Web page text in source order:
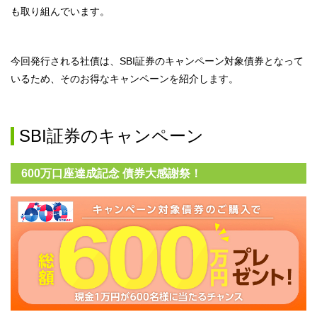
も取り組んでいます。
今回発行される社債は、SBI証券のキャンペーン対象債券となって
いるため、そのお得なキャンペーンを紹介します。
SBI証券のキャンペーン
600万口座達成記念 債券大感謝祭！